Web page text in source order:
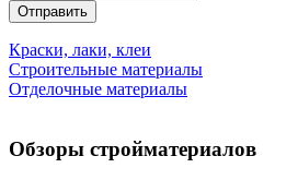
Краски, лаки, клеи
Строительные материалы
Отделочные материалы
Обзоры стройматериалов